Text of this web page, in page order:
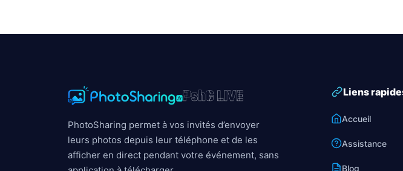
PhotoSharing permet à vos invités d’envoyer
leurs photos depuis leur téléphone et de les
afficher en direct pendant votre événement, sans
Liens
Accueil
Assistance
Blog